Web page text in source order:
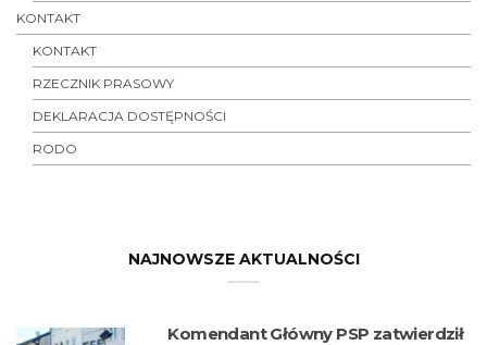
KONTAKT
KONTAKT
RZECZNIK PRASOWY
DEKLARACJA DOSTĘPNOŚCI
RODO
NAJNOWSZE AKTUALNOŚCI
Komendant Główny PSP zatwierdził